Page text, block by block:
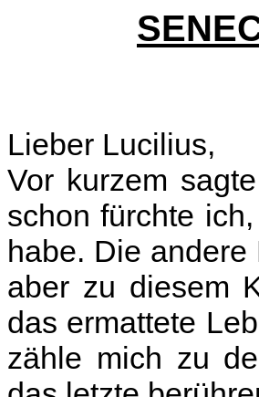
Lieber Lucilius,
Vor kurzem
schon fürchte
habe. Die
aber zu diesem
das ermattete
zähle mich zu